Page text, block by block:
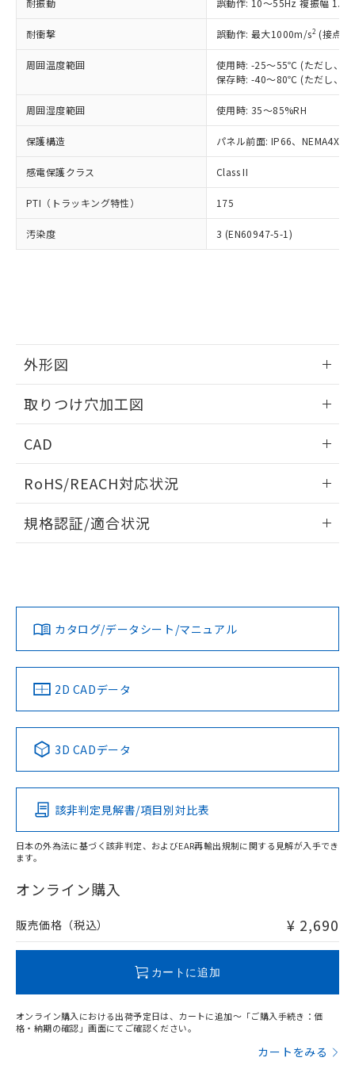
耐振動 誤動作: 10～55Hz 複振幅
耐衝撃 誤動作: 最大1000m/s2 (接点
周囲温度範囲
使用時: -25～55℃ (ただし、氷
保存時: -40～80℃ (ただし、氷
周囲湿度範囲 使用時: 35～85%RH
保護構造 パネル前面: IP66、NEMA4X,
感電保護クラス Class II
PTI（トラッキング特性） 175
汚染度 3 (EN60947-5-1)
外形図
取りつけ穴加工図
CAD
ドすることができます。
ログイン/会員登録
ダウンロードデータをご利用いただく前に、以下を必ずお読
みください。
ソフトウェアの使用条件
RoHS/REACH対応状況
EU RoHS 注意事項・凡例
対応済み
中国 RoHS 注意事項・凡例
Pb Hg Cd Cr(VI)
O
在庫等で未対応品が混在する可能性があります。
問い合わせください。
規格認証/適合状況
LR型式承認
（イギリス
船舶規格）
DNV型式承認
（ノルウェー
BV型式承認
（フランス
KR型式
（韓国
No No No No
この製品の規格認証/適合状況ページへ
その他の認証はこちらのページからご検索ください
カタログ/データシート/マニュアル
2D CADデータ
3D CADデータ
該非判定見解書/項目別対比表
日本の外為法に基づく該非判定、およびEAR再輸出規制に関する見解が入手でき
ます。
オンライン購入
販売価格（税込） ¥ 2,690
カートに追加
オンライン購入における出荷予定日は、カートに追加～「ご購入手続き：価
格・納期の確認」画面にてご確認ください。
カートをみる
正式な納期状況および標準価格はお客
様のお取引先、またはお客様担当のオ
ムロン制御機器販売店・当社販売員に
オムロン制御機器販売店や当社販売拠
販売ネットワーク
」をご確認
在庫状況および標準価格結果を当社の
事前の承諾なく第三者に漏洩または開
示しないようお願いします。
マイパーツ機能（部品リスト作成サー
ビス）をご利用いただくには、I-Web
メンバーズにご登録されている必要が
お客様が当ウェブサイト上で当社にご
指します。
但し、RoHS指令で産業用監視および制御機器に対する
適用除外項目は除く。
フタル酸エステル類の４物質については閾値を超える意
図的な使用がないことを確認しています。
部品在庫の切り替え状況などにより、予定
月が前後することがあります。
※3 非含有証明書ダウンロード
51物質の非含有証明書（当社基準）
※本証明書は発行日時点で非含有を証明す
るもので、過去に遡って非含有を証明する
ものではありません。
また、RoHS指令のフタル酸エステル類４
欄に対応日を記載しておりました。
既に当社にて対応品への在庫切替を完了
していることから、特段のことがない限
り、2022年1月12日より割愛しておりま
す。
DBP(フタル酸ジブチル) : 1000ppm、 DIBP(フタル酸ジ
イソブチル) : 1000ppm、 BBP(フタル酸ブチルベンジ
DEHP(フタル酸ビス(2-エチルヘキシル)) : 1000ppm
準値以下であることを示します。
「10」：通常の使用状況下において有害物
質が外部に漏えいし、環境に深刻な影響を
及ぼさない年数を意味します。
「－」：未確認です。当社販売部門へお問
全に破砕するなど、違法に輸出されな
いよう必要な手段を講じます。
当社は貴社製品を、核兵器、ミサイ
ル、化学兵器、生物兵器またはその他
武器並びにこれらの製造装置等に一切
当社は、貴社製品を第三者に販売する
場合は、上記1、2および3の内容を当
該第三者に通知します。また当社は、
販売先および販売に係わる関係者が違
法に輸出するおそれがある場合は、取
り引きをいたしません。
一定数には満たないが在庫あり
－
在庫なし(最新の在庫状況につ
いては、お客様のお取引先、ま
たはお客様担当のオムロン制御
機器販売店・当社販売員にご確
空
受注生産機種、また在庫状況の
情報を公開していない機種